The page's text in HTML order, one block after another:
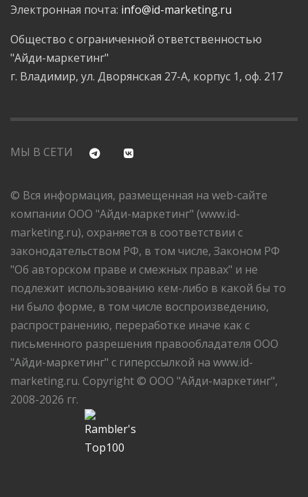
Электронная почта: info@id-marketing.ru
Общество с ограниченной ответственностью
"Айди-маркетинг"
г. Владимир, ул. Дворянская 27-А, корпус 1, оф. 217
МЫ В СЕТИ
© Вся информация, размещенная на web-сайте
компании ООО "Айди-маркетинг" (www.id-
marketing.ru), охраняется в соответствии с
законодательством РФ, в том числе, Законом РФ
"Об авторском праве и смежных правах" и не
подлежит использованию кем-либо в какой бы то
ни было форме, в том числе воспроизведению,
распространению, переработке иначе как с
письменного разрешения правообладателя ООО
"Айди-маркетинг" с гиперссылкой на www.id-
marketing.ru. Copyright © ООО "Айди-маркетинг",
2008-2026 гг.